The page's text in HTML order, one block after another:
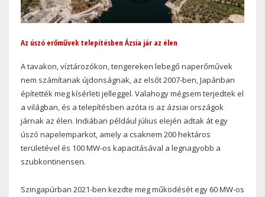
Az úszó erőművek telepítésben Ázsia jár az élen
A tavakon, víztározókon, tengereken lebegő naperőművek
nem számítanak újdonságnak, az elsőt 2007-ben, Japánban
építették meg kísérleti jelleggel. Valahogy mégsem terjedtek el
a világban, és a telepítésben azóta is az ázsiai országok
járnak az élen. Indiában például július elején adtak át egy
úszó napelemparkot, amely a csaknem 200 hektáros
területével és 100 MW-os kapacitásával a legnagyobb a
szubkontinensen.
Szingapúrban 2021-ben kezdte meg működését egy 60 MW-os